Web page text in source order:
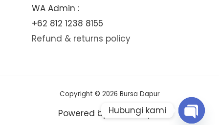
WA Admin :
+62 812 1238 8155
Refund & returns policy
Copyright © 2026 Bursa Dapur
Powered by Bursa Dapur
Hubungi kami